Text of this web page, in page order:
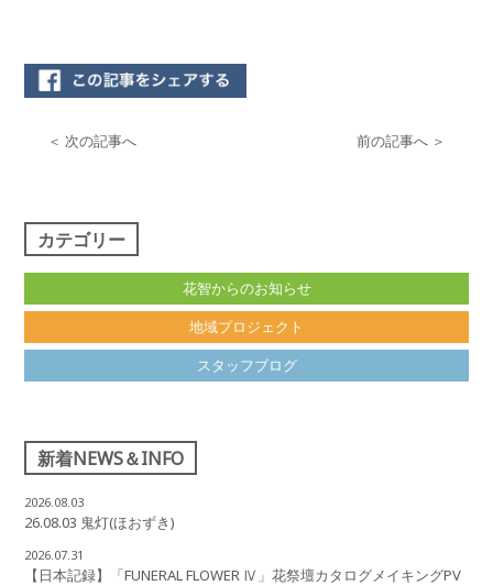
＜ 次の記事へ 前の記事へ ＞
カテゴリー
花智からのお知らせ
地域プロジェクト
スタッフブログ
新着NEWS＆INFO
2026.08.03
26.08.03 鬼灯(ほおずき)
2026.07.31
【日本記録】「FUNERAL FLOWER Ⅳ」花祭壇カタログメイキングPV